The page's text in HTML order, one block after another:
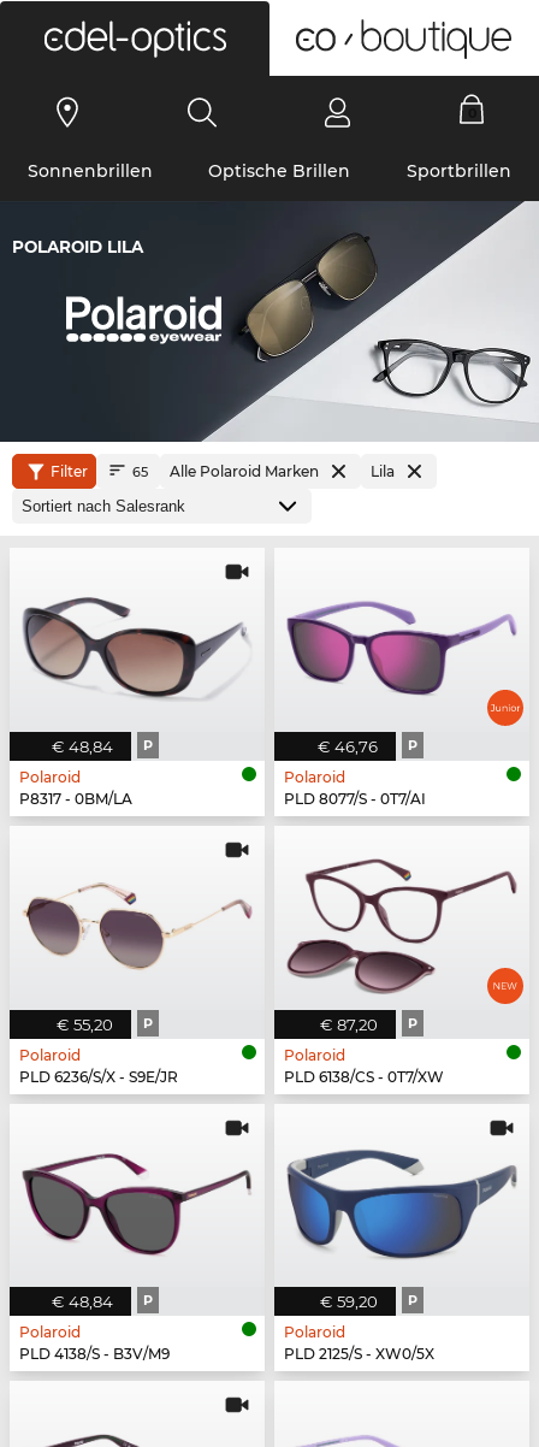
Sonnenbrillen Optische Brillen Sportbrillen
POLAROID LILA
Filter 65 Alle Polaroid Marken Lila
€ 48,84 P
Polaroid
P8317 - 0BM/LA
€ 46,76 P
Polaroid
PLD 8077/S - 0T7/AI
€ 55,20 P
Polaroid
PLD 6236/S/X - S9E/JR
€ 87,20 P
Polaroid
PLD 6138/CS - 0T7/XW
€ 48,84 P
Polaroid
PLD 4138/S - B3V/M9
€ 59,20 P
Polaroid
PLD 2125/S - XW0/5X